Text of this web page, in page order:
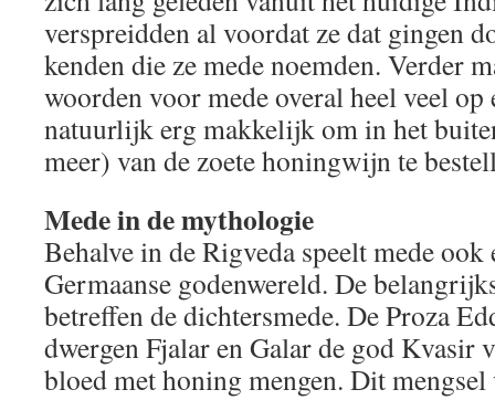
verspreidden al voordat ze dat gingen
kenden die ze mede noemden. Verder
woorden voor mede overal heel veel
natuurlijk erg makkelijk om in het
meer) van de zoete honingwijn te
Mede in de mythologie
Behalve in de Rigveda speelt mede
Germaanse godenwereld. De
betreffen de dichtersmede. De Proza
dwergen Fjalar en Galar de god Kvasir
bloed met honing mengen. Dit